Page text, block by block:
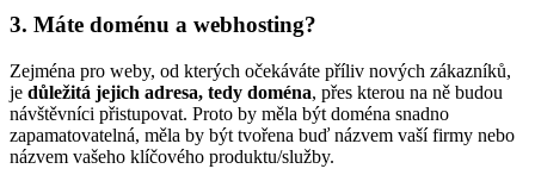
3. Máte doménu a webhosting?
Zejména pro weby, od kterých očekáváte příliv nových zákazníků,
je důležitá jejich adresa, tedy doména, přes kterou na ně budou
návštěvníci přistupovat. Proto by měla být doména snadno
zapamatovatelná, měla by být tvořena buď názvem vaší firmy nebo
názvem vašeho klíčového produktu/služby.